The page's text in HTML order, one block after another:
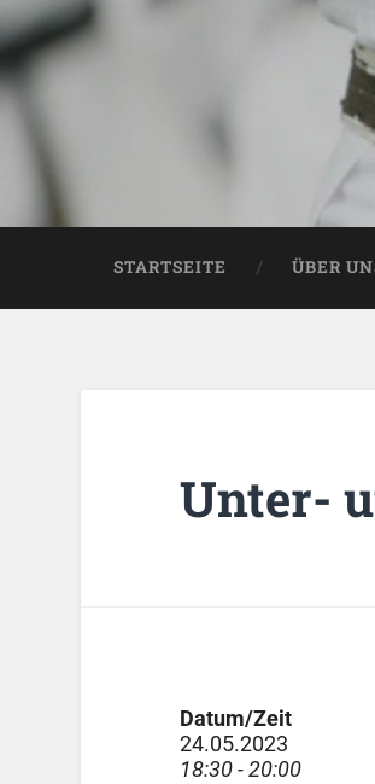
STARTSEITE ÜBER
Unter-
Datum/Zeit
24.05.2023
18:30 - 20:00